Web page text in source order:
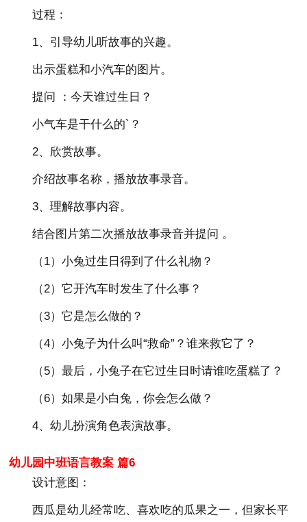
过程：
1、引导幼儿听故事的兴趣。
出示蛋糕和小汽车的图片。
提问 ：今天谁过生日？
小气车是干什么的`？
2、欣赏故事。
介绍故事名称，播放故事录音。
3、理解故事内容。
结合图片第二次播放故事录音并提问 。
（1）小兔过生日得到了什么礼物？
（2）它开汽车时发生了什么事？
（3）它是怎么做的？
（4）小兔子为什么叫“救命”？谁来救它了？
（5）最后，小兔子在它过生日时请谁吃蛋糕了？
（6）如果是小白兔，你会怎么做？
4、幼儿扮演角色表演故事。
幼儿园中班语言教案 篇6
设计意图：
西瓜是幼儿经常吃、喜欢吃的瓜果之一，但家长平